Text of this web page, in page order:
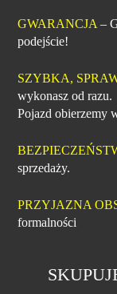
GWARANCJA –
podejście!
SZYBKA,
wykonasz od razu.
Pojazd obierzemy
sprzedaży.
PRZYJAZNA
formalności